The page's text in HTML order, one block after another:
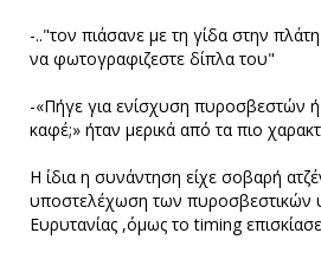
-.."τον πιάσανε με τη γίδα στην
να φωτογραφιζεστε δίπλα του"
-«Πήγε για ενίσχυση πυροσβεστών ή
καφέ;» ήταν μερικά από τα πιο
Η ίδια η συνάντηση είχε σοβαρή
υποστελέχωση των πυροσβεστικών
Ευρυτανίας ,όμως το timing